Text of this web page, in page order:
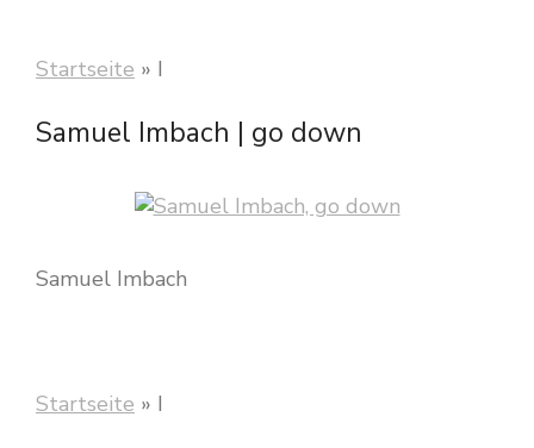
Startseite » I
Samuel Imbach | go down
Samuel Imbach
Startseite » I